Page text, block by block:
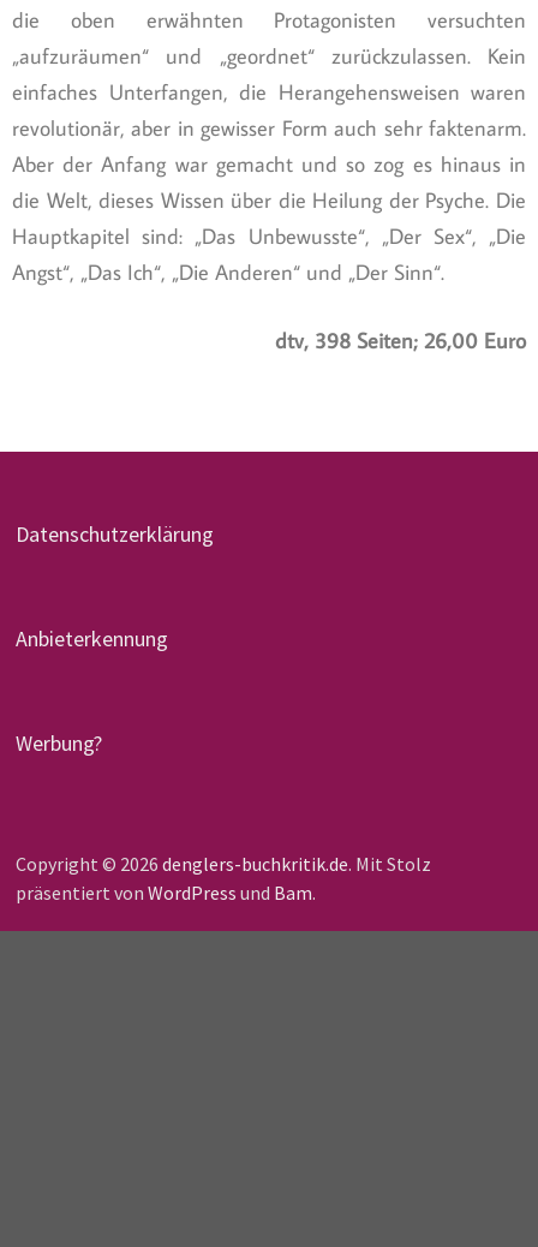
die oben erwähnten Protagonisten versuchten
„aufzuräumen“ und „geordnet“ zurückzulassen. Kein
einfaches Unterfangen, die Herangehensweisen waren
revolutionär, aber in gewisser Form auch sehr faktenarm.
Aber der Anfang war gemacht und so zog es hinaus in
die Welt, dieses Wissen über die Heilung der Psyche. Die
Hauptkapitel sind: „Das Unbewusste“, „Der Sex“, „Die
Angst“, „Das Ich“, „Die Anderen“ und „Der Sinn“.
dtv, 398 Seiten; 26,00 Euro
Datenschutzerklärung
Anbieterkennung
Werbung?
Copyright © 2026 denglers-buchkritik.de. Mit Stolz
präsentiert von WordPress und Bam.